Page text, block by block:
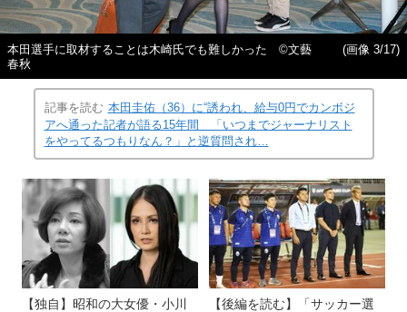
本田選手に取材することは木崎氏でも難しかった ©文藝
春秋
(画像 3/17)
記事を読む 本田圭佑（36）に“誘われ、給与0円でカンボジ
アへ通った記者が語る15年間 「いつまでジャーナリスト
をやってるつもりなん？」と逆質問され…
【独自】昭和の大女優・小川
【後編を読む】「サッカー選